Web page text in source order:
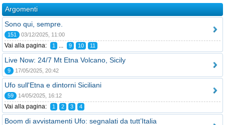
Argomenti
Sono qui, sempre.
151 03/12/2025, 11:00
Vai alla pagina: 1 ... 9 10 11
Live Now: 24/7 Mt Etna Volcano, Sicily
9 17/05/2025, 20:42
Ufo sull'Etna e dintorni Siciliani
59 14/05/2025, 16:12
Vai alla pagina: 1 2 3 4
Boom di avvistamenti Ufo: segnalati da tutt’Italia